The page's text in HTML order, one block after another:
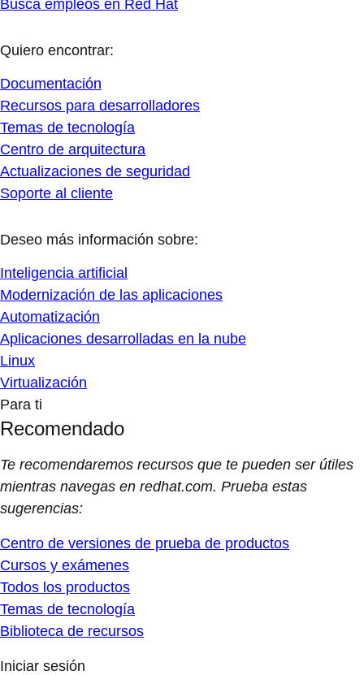
Busca empleos en Red Hat
Quiero encontrar:
Documentación
Recursos para desarrolladores
Temas de tecnología
Centro de arquitectura
Actualizaciones de seguridad
Soporte al cliente
Deseo más información sobre:
Inteligencia artificial
Modernización de las aplicaciones
Automatización
Aplicaciones desarrolladas en la nube
Linux
Virtualización
Para ti
Recomendado
Te recomendaremos recursos que te pueden ser útiles
mientras navegas en redhat.com. Prueba estas
sugerencias:
Centro de versiones de prueba de productos
Cursos y exámenes
Todos los productos
Temas de tecnología
Biblioteca de recursos
Iniciar sesión